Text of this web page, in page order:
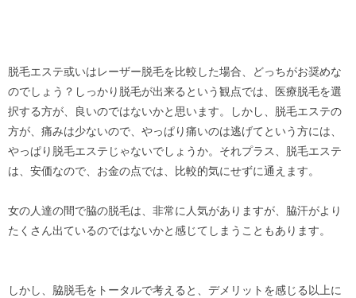
脱毛エステ或いはレーザー脱毛を比較した場合、どっちがお奨めな
のでしょう？しっかり脱毛が出来るという観点では、医療脱毛を選
択する方が、良いのではないかと思います。しかし、脱毛エステの
方が、痛みは少ないので、やっぱり痛いのは逃げてという方には、
やっぱり脱毛エステじゃないでしょうか。それプラス、脱毛エステ
は、安価なので、お金の点では、比較的気にせずに通えます。
女の人達の間で脇の脱毛は、非常に人気がありますが、脇汗がより
たくさん出ているのではないかと感じてしまうこともあります。
しかし、脇脱毛をトータルで考えると、デメリットを感じる以上に